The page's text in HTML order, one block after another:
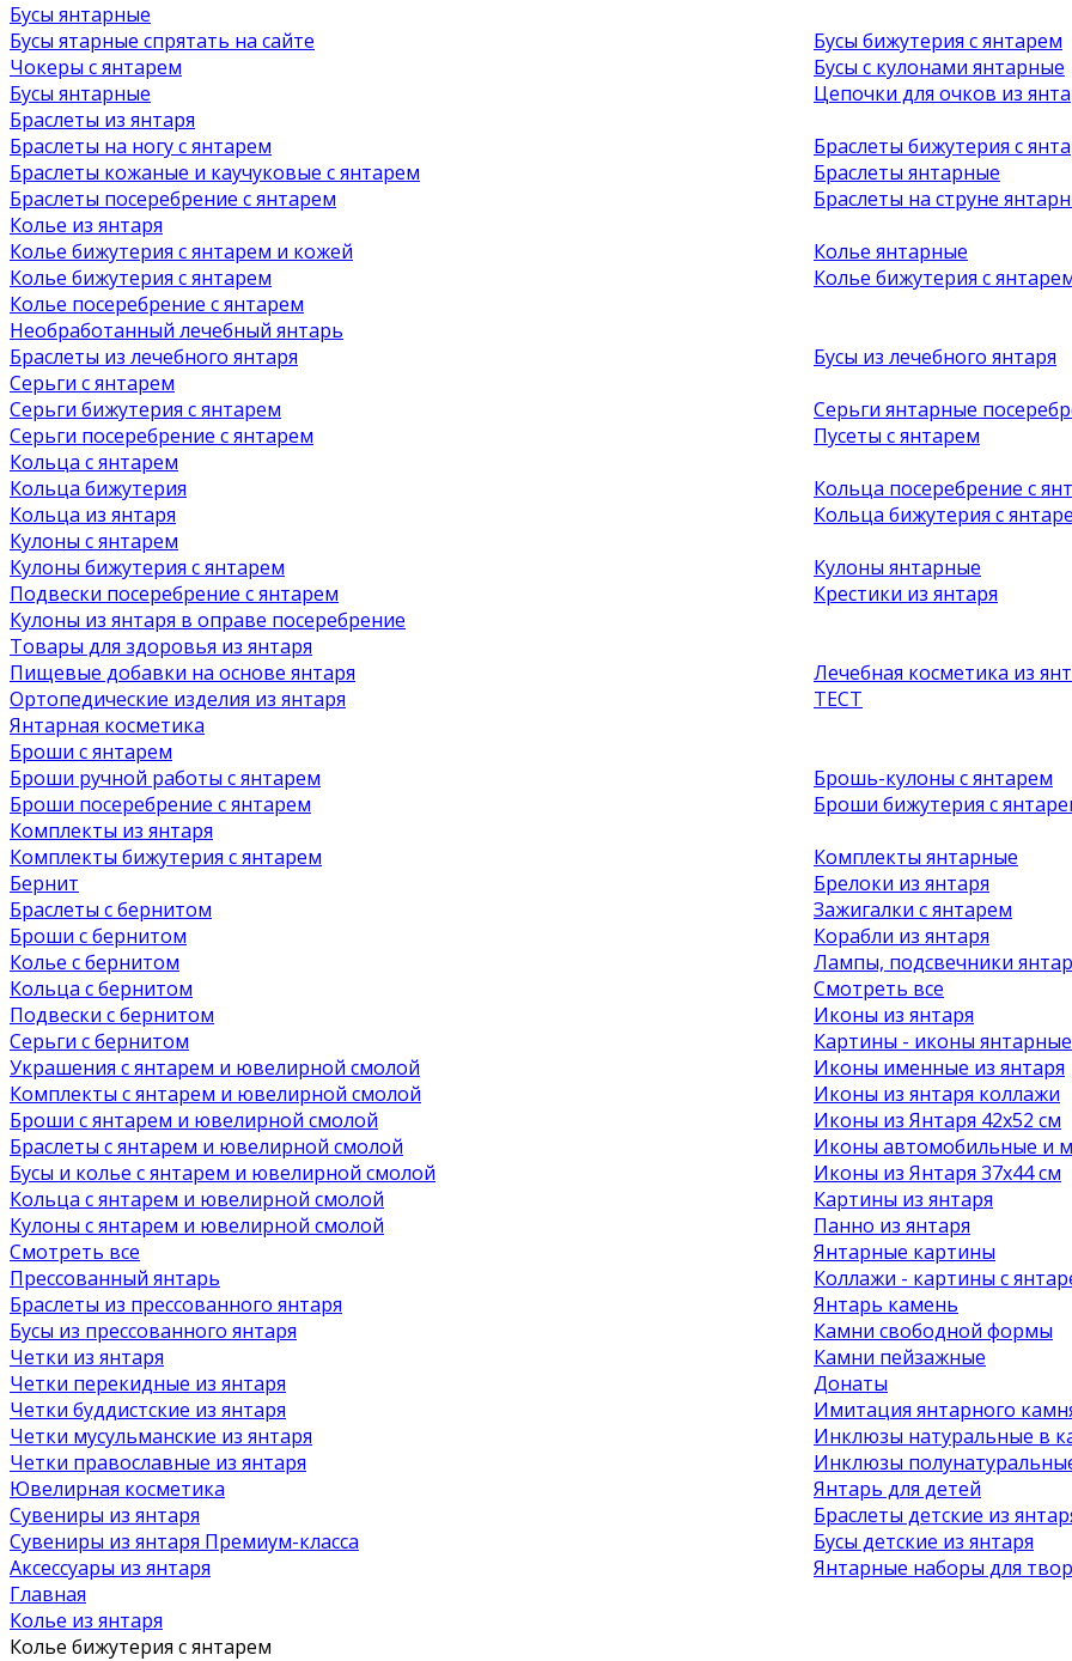
Бусы янтарные
Бусы ятарные спрятать на сайте
Чокеры с янтарем
Бусы янтарные
Бусы бижутерия с янтарем
Бусы с кулонами янтарные
Цепочки для очков из
Браслеты из янтаря
Браслеты на ногу с янтарем
Браслеты кожаные и каучуковые с янтарем
Браслеты посеребрение с янтарем
Браслеты бижутерия с
Браслеты янтарные
Браслеты на струне
Колье из янтаря
Колье бижутерия с янтарем и кожей
Колье бижутерия с янтарем
Колье посеребрение с янтарем
Колье янтарные
Колье бижутерия с
Необработанный лечебный янтарь
Браслеты из лечебного янтаря
Бусы из лечебного янтаря
Серьги с янтарем
Серьги бижутерия с янтарем
Серьги посеребрение с янтарем
Серьги янтарные
Пусеты с янтарем
Кольца с янтарем
Кольца бижутерия
Кольца из янтаря
Кольца посеребрение с
Кольца бижутерия с
Кулоны с янтарем
Кулоны бижутерия с янтарем
Подвески посеребрение с янтарем
Кулоны из янтаря в оправе посеребрение
Кулоны янтарные
Крестики из янтаря
Товары для здоровья из янтаря
Пищевые добавки на основе янтаря
Ортопедические изделия из янтаря
Янтарная косметика
Лечебная косметика из
ТЕСТ
Броши с янтарем
Броши ручной работы с янтарем
Броши посеребрение с янтарем
Брошь-кулоны с янтарем
Броши бижутерия с
Комплекты из янтаря
Комплекты бижутерия с янтарем
Комплекты янтарные
Бернит
Браслеты с бернитом
Броши с бернитом
Колье с бернитом
Кольца с бернитом
Подвески с бернитом
Серьги с бернитом
Украшения с янтарем и ювелирной смолой
Комплекты с янтарем и ювелирной смолой
Броши с янтарем и ювелирной смолой
Браслеты с янтарем и ювелирной смолой
Бусы и колье с янтарем и ювелирной смолой
Кольца с янтарем и ювелирной смолой
Кулоны с янтарем и ювелирной смолой
Смотреть все
Прессованный янтарь
Браслеты из прессованного янтаря
Бусы из прессованного янтаря
Четки из янтаря
Четки перекидные из янтаря
Четки буддистские из янтаря
Четки мусульманские из янтаря
Четки православные из янтаря
Ювелирная косметика
Сувениры из янтаря
Сувениры из янтаря Премиум-класса
Аксессуары из янтаря
Брелоки из янтаря
Зажигалки с янтарем
Корабли из янтаря
Лампы, подсвечники
Смотреть все
Иконы из янтаря
Картины - иконы янтарные
Иконы именные из янтаря
Иконы из янтаря коллажи
Иконы из Янтаря 42х52 см
Иконы автомобильные и
Иконы из Янтаря 37х44 см
Картины из янтаря
Панно из янтаря
Янтарные картины
Коллажи - картины с
Янтарь камень
Камни свободной формы
Камни пейзажные
Донаты
Имитация янтарного
Инклюзы натуральные в
Инклюзы
Янтарь для детей
Браслеты детские из
Бусы детские из янтаря
Янтарные наборы для
Главная
Колье из янтаря
Колье бижутерия с янтарем